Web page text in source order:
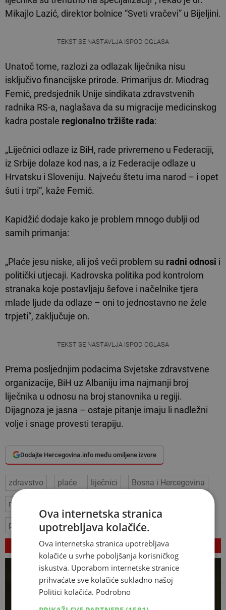
Mikajlo Lazić, direktor bolnice “Sveti vračevi” u Bijeljini.
TEKST SE NASTAVLJA ISPOD OGLASA
Unatoč tome, razlozi za odlazak liječnika nisu
isključivo financijske prirode. Primarijus dr. Miodrag
Femić, predsjednik Unije sindikata zdravstvenih
radnika RS-a, naglašava da su migracije medicinskog
kadra postale regionalno tržište rada:
„Liječnici odlaze iz BiH, rade privremeno u Federaciji,
iz Srbije dolaze kod nas, a iz Federacije odlaze u
Hrvatsku i Sloveniju. Najveću štetu ima narod – i opet
šuti i trpi“, kaže Femić.
Kapidžić dodaje kako je problem mnogo dublji od
samih primanja:
„Plaće jesu niske, ali još veći problem su radni odnosi i
politički utjecaji. Kadrovska politika pod kontrolom
stranaka koje postavljaju šefove i načelnike tjera
mlade ljude da odlaze – oni to jednostavno ne žele
trpjeti“, zaključuje on.
TEKST SE NASTAVLJA ISPOD OGLASA
Prema posljednjim podacima Svjetske zdravstvene
organizacije, BiH uz Albaniju ima najmanji broj
liječnika u odnosu na broj stanovnika u regiji.
Dijagnoza je jasna – ostaje pitanje imaju li nadležni
volje i snage provesti terapiju.
Dodajte Hercegovina.info među omiljene izvore
zdravstvo plaće liječnici Bosna i Hercegovina
migracije
politički utjecaji
VEZANI ČLANCI
Ova internetska stranica
upotrebljava kolačiće.
Ova internetska stranica upotrebljava
kolačiće u svrhe poboljšanja korisničkog
iskustva. Uporabom internetske stranice
prihvaćate sve kolačiće sukladno našoj
Politici kolačića. Podrobno